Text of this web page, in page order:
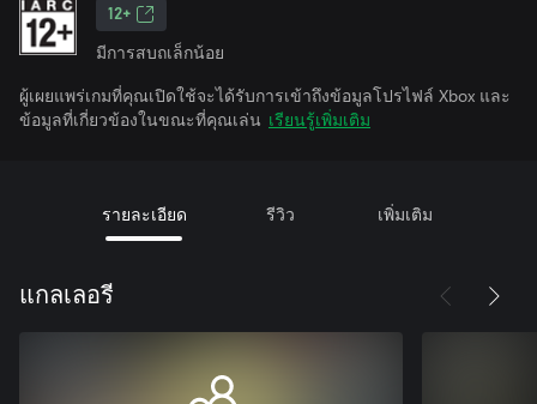
12+
มีการสบถเล็กน้อย
ผู้เผยแพร่เกมที่คุณเปิดใช้จะได้รับการเข้าถึงข้อมูลโปรไฟล์ Xbox และ
ข้อมูลที่เกี่ยวข้องในขณะที่คุณเล่น เรียนรู้เพิ่มเติม
รายละเอียด รีวิว เพิ่มเติม
แกลเลอรี